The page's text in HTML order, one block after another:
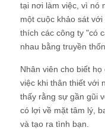
tại nơi làm việc, vì nó
một cuộc khảo sát
thích các công ty "có
nhau bằng truyền
Nhân viên cho biết
việc khi thân thiết với
thấy rằng sự gần gũi
có lợi về mặt tâm lý,
và tạo ra tình bạn.